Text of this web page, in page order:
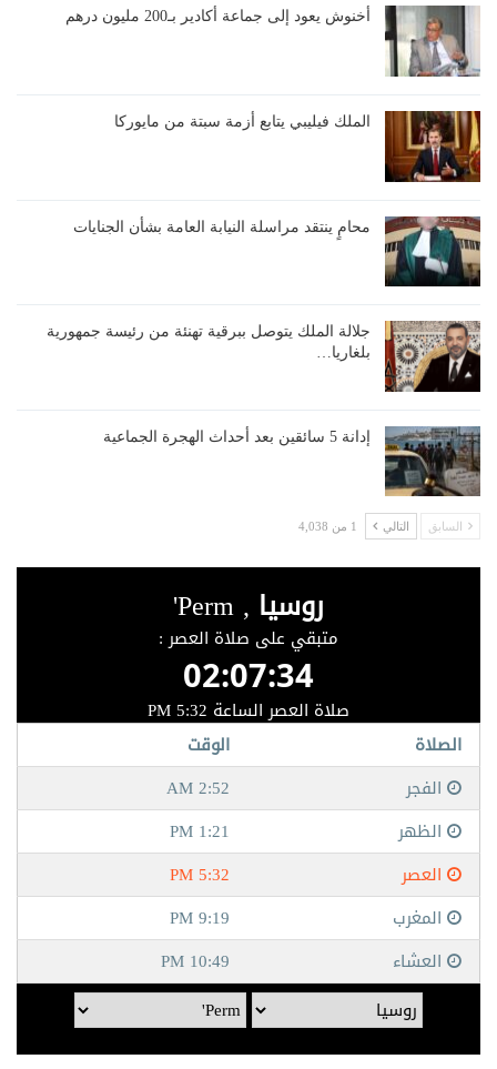
أخنوش يعود إلى جماعة أكادير بـ200 مليون درهم
الملك فيليبي يتابع أزمة سبتة من مايوركا
محامٍ ينتقد مراسلة النيابة العامة بشأن الجنايات
جلالة الملك يتوصل ببرقية تهنئة من رئيسة جمهورية
بلغاريا…
إدانة 5 سائقين بعد أحداث الهجرة الجماعية
السابق التالي 1 من 4,038